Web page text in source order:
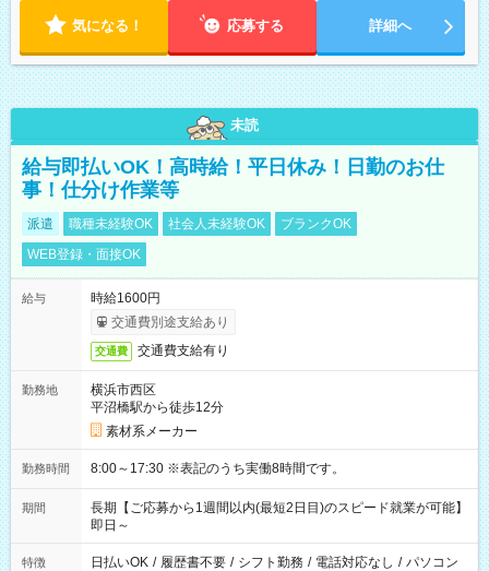
気になる！ 応募する 詳細へ
未読
給与即払いOK！高時給！平日休み！日勤のお仕
事！仕分け作業等
派遣 職種未経験OK 社会人未経験OK
ブランクOK
WEB登録・面接OK
給与
時給1600円
交通費別途支給あり
交通費 交通費支給有り
勤務地
横浜市西区
平沼橋駅から徒歩12分
素材系メーカー
勤務時間 8:00～17:30 ※表記のうち実働8時間です。
期間
長期【ご応募から1週間以内(最短2日目)のスピード就業が可能】
即日～
特徴 日払いOK / 履歴書不要 / シフト勤務 / 電話対応なし / パソコン